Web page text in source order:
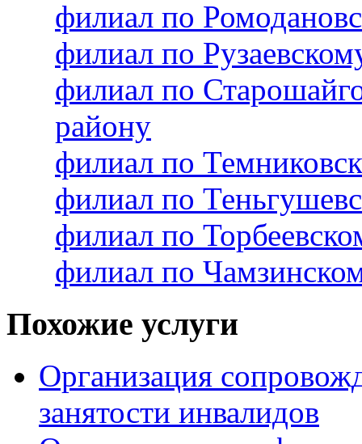
филиал по
филиал по
филиал по
району
филиал по
филиал по
филиал по
филиал по
Похожие услуги
Организация
занятости инвалидов